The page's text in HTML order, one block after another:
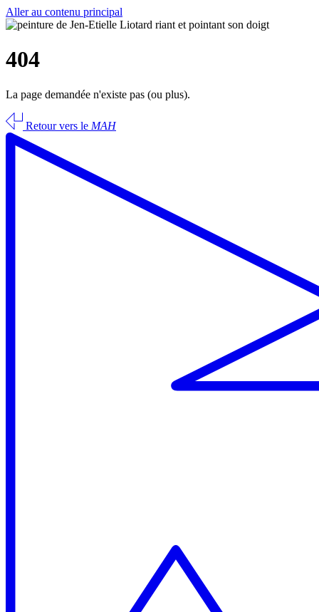
Aller au contenu principal
404
La page demandée n'existe pas (ou plus).
Retour vers le MAH